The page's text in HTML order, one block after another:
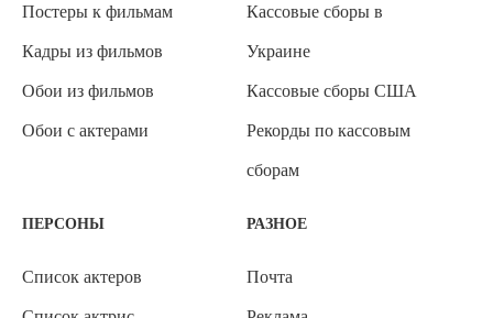
Постеры к фильмам
Кадры из фильмов
Обои из фильмов
Обои с актерами
Кассовые сборы в
Украине
Кассовые сборы США
Рекорды по кассовым
сборам
ПЕРСОНЫ
Список актеров
РАЗНОЕ
Почта